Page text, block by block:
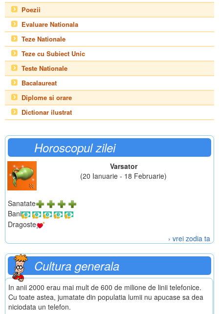
Poezii
Evaluare Nationala
Teze Nationale
Teze cu Subiect Unic
Teste Nationale
Bacalaureat
Diplome si orare
Dictionar ilustrat
Horoscopul zilei
Varsator
(20 Ianuarie - 18 Februarie)
Sanatate
Bani
Dragoste
› vrei zodia ta
Cultura generala
In anii 2000 erau mai mult de 600 de milione de linii telefonice.
Cu toate astea, jumatate din populatia lumii nu apucase sa dea
niciodata un telefon.